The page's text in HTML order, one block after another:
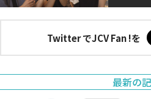
Twitter でJCV Fan !を
最新の